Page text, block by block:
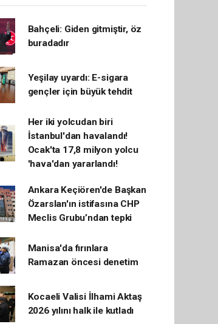
Bahçeli: Giden gitmiştir, öz
buradadır
Yeşilay uyardı: E-sigara
gençler için büyük tehdit
Her iki yolcudan biri
İstanbul'dan havalandı!
Ocak'ta 17,8 milyon yolcu
'hava'dan yararlandı!
Ankara Keçiören'de Başkan
Özarslan'ın istifasına CHP
Meclis Grubu’ndan tepki
Manisa'da fırınlara
Ramazan öncesi denetim
Kocaeli Valisi İlhami Aktaş
2026 yılını halk ile kutladı